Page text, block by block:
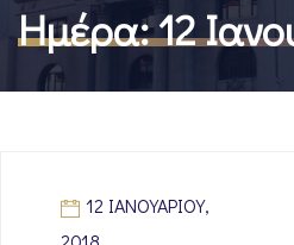
Ημέρα:12
12 ΙΑΝΟΥΑΡΊΟΥ,